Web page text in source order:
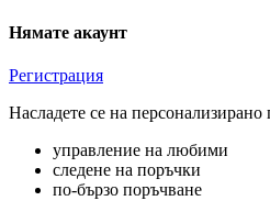
Нямате акаунт
Регистрация
Насладете се на персонализирано
управление на любими
следене на поръчки
по-бързо поръчване